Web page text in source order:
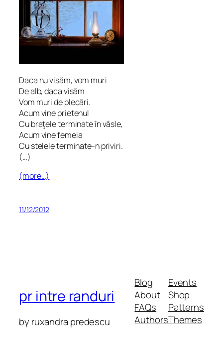
Daca nu visăm, vom muri
De alb, daca visăm
Vom muri de plecări.
Acum vine prietenul
Cu braţele terminate în vâsle,
Acum vine femeia
Cu stelele terminate-n priviri.
(…)
(more…)
11/12/2012
pr intre randuri
by ruxandra predescu
Blog
About
FAQs
Authors
Events
Shop
Patterns
Themes